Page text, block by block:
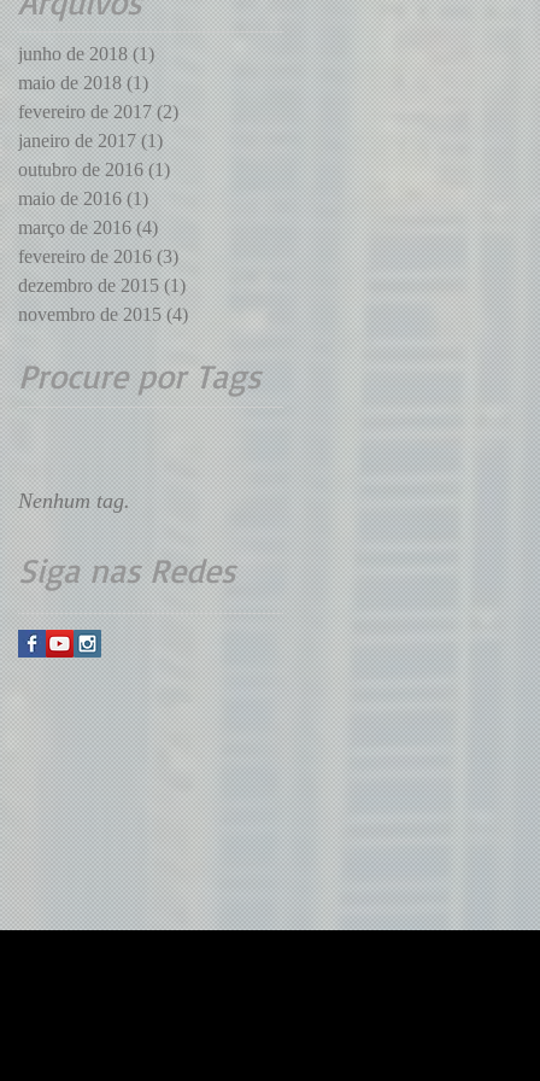
impeachment de
Dilma
junho de 2018 (1) 1 post
maio de 2018 (1) 1 post
fevereiro de 2017 (2)2 posts
janeiro de 2017 (1) 1 post
outubro de 2016 (1)
maio de 2016 (1) 1 post
março de 2016 (4) 4 posts
fevereiro de 2016 (3)3 posts
dezembro de 2015 (1)1 post
novembro de 2015 (4)4 posts
Procure por Tags
Nenhum tag.
Siga nas Redes